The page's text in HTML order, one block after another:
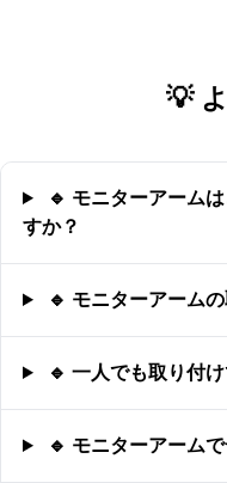
💡
🔹 モニターアーム
すか？
🔹 モニターアーム
🔹 一人でも取り付
🔹 モニターアーム